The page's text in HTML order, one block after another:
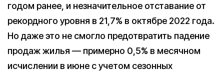
годом ранее, и незначительное отставание от
рекордного уровня в 21,7% в октябре 2022 года.
Но даже это не смогло предотвратить падение
продаж жилья — примерно 0,5% в месячном
исчислении в июне с учетом сезонных